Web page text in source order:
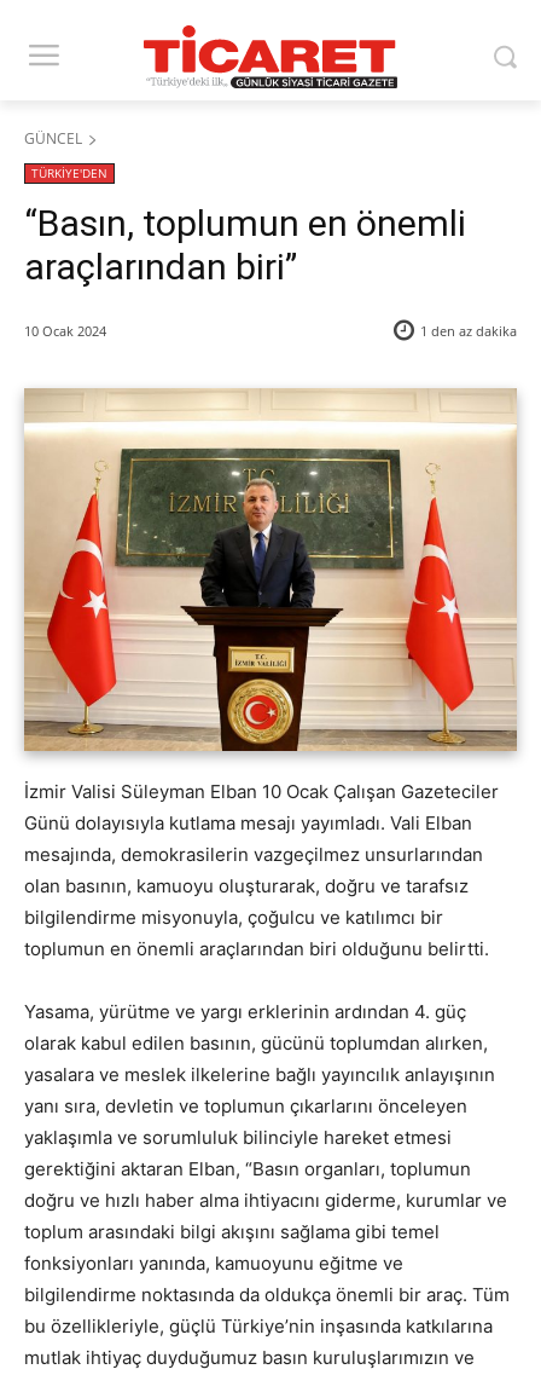
GÜNCEL
TÜRKİYE'DEN
“Basın, toplumun en önemli
araçlarından biri”
10 Ocak 2024 1 den az dakika
İzmir Valisi Süleyman Elban 10 Ocak Çalışan Gazeteciler
Günü dolayısıyla kutlama mesajı yayımladı. Vali Elban
mesajında, demokrasilerin vazgeçilmez unsurlarından
olan basının, kamuoyu oluşturarak, doğru ve tarafsız
bilgilendirme misyonuyla, çoğulcu ve katılımcı bir
toplumun en önemli araçlarından biri olduğunu belirtti.
Yasama, yürütme ve yargı erklerinin ardından 4. güç
olarak kabul edilen basının, gücünü toplumdan alırken,
yasalara ve meslek ilkelerine bağlı yayıncılık anlayışının
yanı sıra, devletin ve toplumun çıkarlarını önceleyen
yaklaşımla ve sorumluluk bilinciyle hareket etmesi
gerektiğini aktaran Elban, “Basın organları, toplumun
doğru ve hızlı haber alma ihtiyacını giderme, kurumlar ve
toplum arasındaki bilgi akışını sağlama gibi temel
fonksiyonları yanında, kamuoyunu eğitme ve
bilgilendirme noktasında da oldukça önemli bir araç. Tüm
bu özellikleriyle, güçlü Türkiye’nin inşasında katkılarına
mutlak ihtiyaç duyduğumuz basın kuruluşlarımızın ve